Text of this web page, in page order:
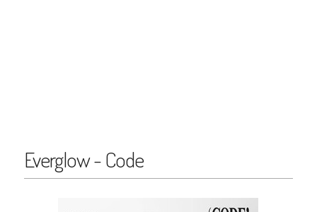
Everglow - Code